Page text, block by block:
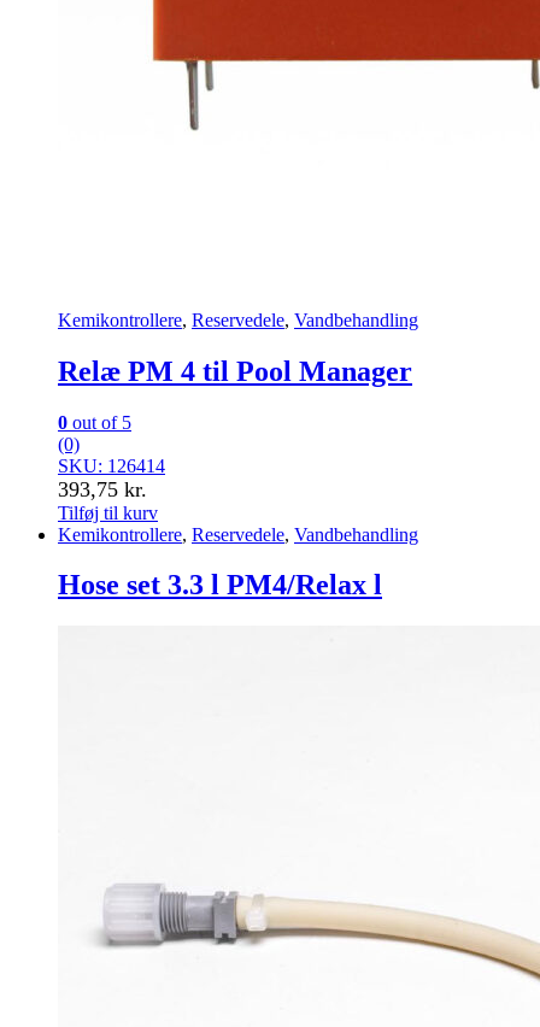
Kemikontrollere, Reservedele, Vandbehandling
Relæ PM 4 til Pool Manager
0 out of 5
(0)
SKU: 126414
393,75 kr.
Tilføj til kurv
Kemikontrollere, Reservedele, Vandbehandling
Hose set 3.3 l PM4/Relax l